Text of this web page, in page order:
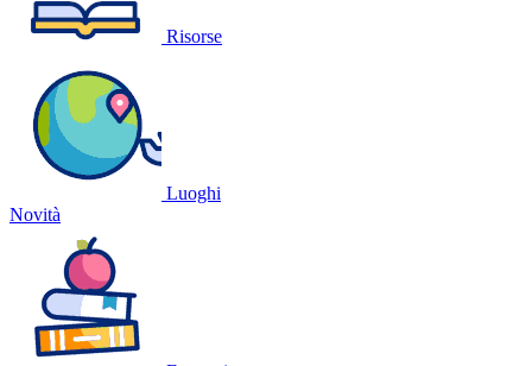
Risorse
Luoghi
Novità